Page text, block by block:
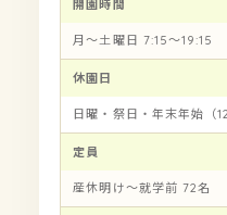
開園時間
月〜土曜日 7:15〜19:15
休園日
日曜・祭日・年末年始（
定員
産休明け～就学前 72名